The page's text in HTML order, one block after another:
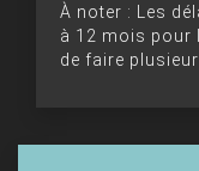
À noter : Les
à 12 mois pour
de faire